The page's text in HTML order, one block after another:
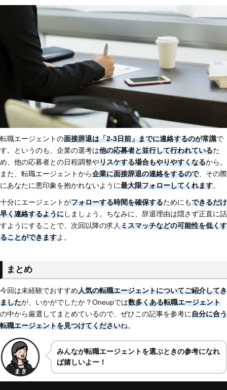
転職エージェントの面接辞退は「2-3日前」までに連絡するのが常識で
す。というのも、企業の選考は他の応募者と並行して行われているた
め、他の応募者との日程調整やリスケする場合もやりやすくなるから。
また、転職エージェントから企業に面接辞退の連絡をするので、その際
にあなたに悪印象を抱かれないように最大限フォローしてくれます。
十分にエージェントがフォローする時間を確保するためにもできるだけ
早く連絡するようにしましょう。ちなみに、辞退理由は隠さず正直に話
すようにすることで、次回以降の求人ミスマッチなどの可能性を低くす
ることができますよ。
まとめ
今回は未経験でおすすめ人気の転職エージェントについてご紹介してき
ましたが、いかがでしたか？Oneupでは数多くある転職エージェント
の中から厳選してまとめているので、ぜひこの記事を参考に自分に合う
転職エージェントを見つけてくださいね。
みんなが転職エージェントを選ぶときの参考になれ
ば嬉しいよー！